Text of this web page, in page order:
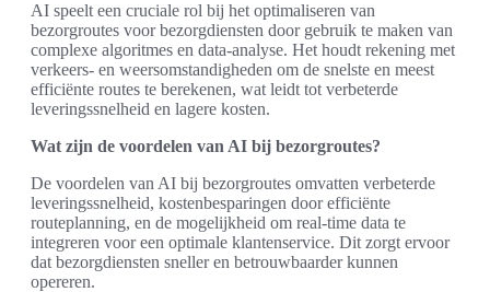
AI speelt een cruciale rol bij het optimaliseren van
bezorgroutes voor bezorgdiensten door gebruik te maken van
complexe algoritmes en data-analyse. Het houdt rekening met
verkeers- en weersomstandigheden om de snelste en meest
efficiënte routes te berekenen, wat leidt tot verbeterde
leveringssnelheid en lagere kosten.
Wat zijn de voordelen van AI bij bezorgroutes?
De voordelen van AI bij bezorgroutes omvatten verbeterde
leveringssnelheid, kostenbesparingen door efficiënte
routeplanning, en de mogelijkheid om real-time data te
integreren voor een optimale klantenservice. Dit zorgt ervoor
dat bezorgdiensten sneller en betrouwbaarder kunnen
opereren.